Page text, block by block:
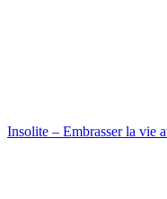
Insolite – Embrasser la vie